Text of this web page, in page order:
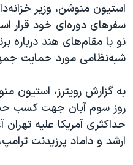
دادگاه حمید نوری
چهل سال گروگان‌گیری
قانون شفافیت دارائی کادر
اسرائیل در جنگ
نرگس محمدی برنده جایزه
همایش محافظه‌کاران آمریکا
استیون منوشن، وزیر
نو با مقام‌های هند درباره
شبه‌نظامی مورد حمایت
به گزارش رویترز، استیون
روز سوم آبان جهت کسب
حداکثری آمریکا علیه
ارشد و داماد پرزیدنت